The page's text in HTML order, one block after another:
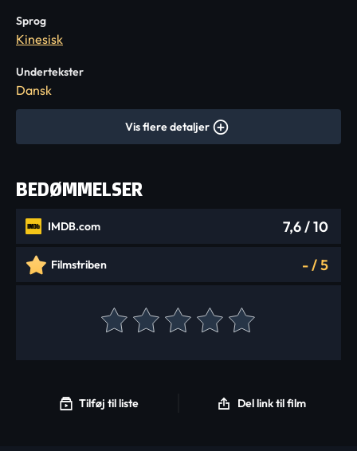
Sprog
Kinesisk
Undertekster
Dansk
Vis flere detaljer
BEDØMMELSER
IMDB.com 7,6/ 10
Filmstriben -/5
Tilføj til liste Del link til film